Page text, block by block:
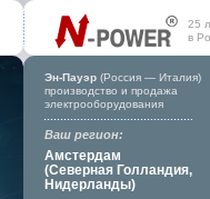
25
в
Эн-Пауэр (Россия — Италия)
производство и продажа
электрооборудования
Ваш регион:
Амстердам
(Северная Голландия,
Нидерланды)